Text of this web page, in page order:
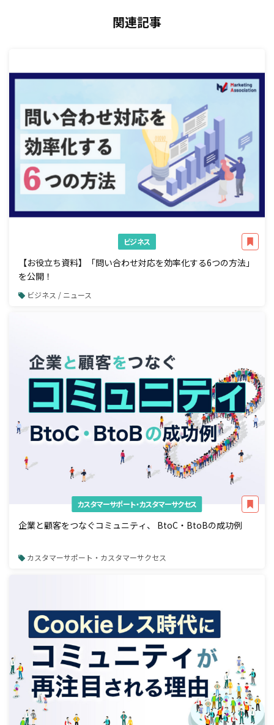
関連記事
ビジネス
【お役立ち資料】「問い合わせ対応を効率化する6つの方法」
を公開！
ビジネス / ニュース
カスタマーサポート・カスタマーサクセス
企業と顧客をつなぐコミュニティ、 BtoC・BtoBの成功例
カスタマーサポート・カスタマーサクセス